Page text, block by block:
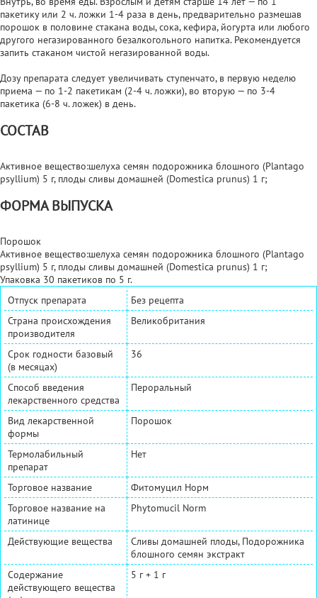
пакетику или 2 ч. ложки 1-4 раза в день, предварительно размешав
порошок в половине стакана воды, сока, кефира, йогурта или любого
другого негазированного безалкогольного напитка. Рекомендуется
запить стаканом чистой негазированной воды.
Дозу препарата следует увеличивать ступенчато, в первую неделю
приема — по 1-2 пакетикам (2-4 ч. ложки), во вторую — по 3-4
пакетика (6-8 ч. ложек) в день.
СОСТАВ
Активное вещество:шелуха семян подорожника блошного (Plantago
psyllium) 5 г, плоды сливы домашней (Domestica prunus) 1 г;
ФОРМА ВЫПУСКА
Порошок
Активное вещество:шелуха семян подорожника блошного (Plantago
psyllium) 5 г, плоды сливы домашней (Domestica prunus) 1 г;
Упаковка 30 пакетиков по 5 г.
Отпуск препарата
Без рецепта
Страна происхождения
производителя
Великобритания
Срок годности базовый
(в месяцах)
36
Способ введения
лекарственного средства
Пероральный
Вид лекарственной
формы
Порошок
Термолабильный
препарат
Нет
Торговое название
Фитомуцил Норм
Торговое название на
латинице
Phytomucil Norm
Действующие вещества
Сливы домашней плоды, Подорожника
блошного семян экстракт
Содержание
действующего вещества
5 г + 1 г